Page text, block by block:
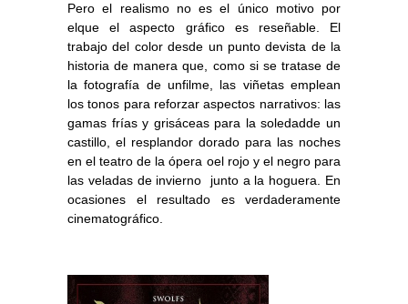
Pero el realismo no es el único motivo por
elque el aspecto gráfico es reseñable. El
trabajo del color desde un punto devista de la
historia de manera que, como si se tratase de
la fotografía de unfilme, las viñetas emplean
los tonos para reforzar aspectos narrativos: las
gamas frías y grisáceas para la soledadde un
castillo, el resplandor dorado para las noches
en el teatro de la ópera oel rojo y el negro para
las veladas de invierno junto a la hoguera. En
ocasiones el resultado es verdaderamente
cinematográfico.